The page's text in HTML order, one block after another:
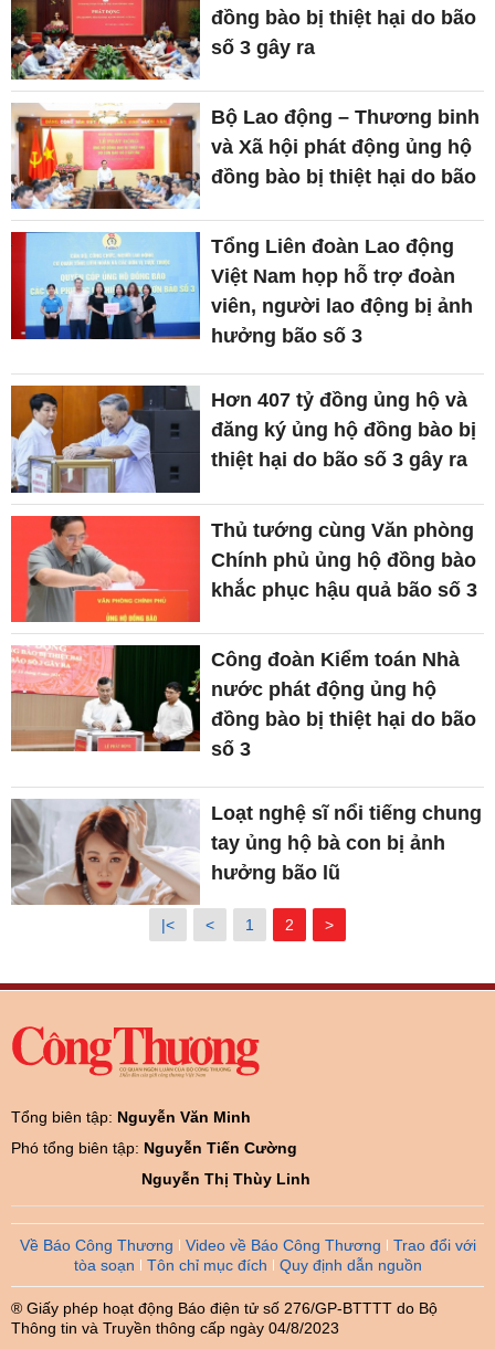
đồng bào bị thiệt hại do bão
số 3 gây ra
Bộ Lao động – Thương binh
và Xã hội phát động ủng hộ
đồng bào bị thiệt hại do bão
Tổng Liên đoàn Lao động
Việt Nam họp hỗ trợ đoàn
viên, người lao động bị ảnh
hưởng bão số 3
Hơn 407 tỷ đồng ủng hộ và
đăng ký ủng hộ đồng bào bị
thiệt hại do bão số 3 gây ra
Thủ tướng cùng Văn phòng
Chính phủ ủng hộ đồng bào
khắc phục hậu quả bão số 3
Công đoàn Kiểm toán Nhà
nước phát động ủng hộ
đồng bào bị thiệt hại do bão
số 3
Loạt nghệ sĩ nổi tiếng chung
tay ủng hộ bà con bị ảnh
hưởng bão lũ
|< < 1 2 >
Tổng biên tập: Nguyễn Văn Minh
Phó tổng biên tập: Nguyễn Tiến Cường
Nguyễn Thị Thùy Linh
Về Báo Công Thương Video về Báo Công Thương
Trao đổi với
tòa soạn
Tôn chỉ mục đích Quy định dẫn nguồn
® Giấy phép hoạt động Báo điện tử số 276/GP-BTTTT do Bộ
Thông tin và Truyền thông cấp ngày 04/8/2023